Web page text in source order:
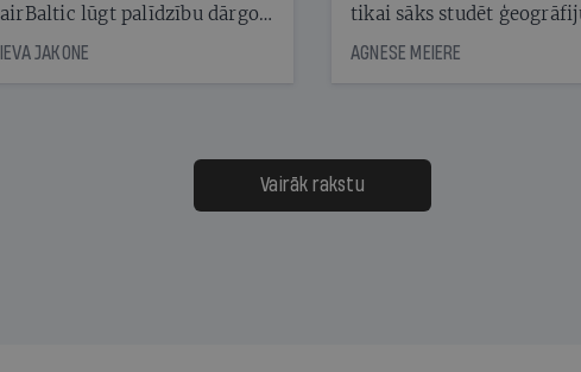
airBaltic lūgt palīdzību dārgo
obligāciju turētājiem, taču
samaksāt augstos procentus,
kas jāpārskaita jau trīs dienas
pirms nākamās sapulces
IEVA JAKONE
tikai sāks studēt
bet viņa sacītajam jau
uzcītīga darba, mammas
atbalsts un drosme
meteovērojumus arī tad,
AGNESE MEIERE
Vairāk rakstu